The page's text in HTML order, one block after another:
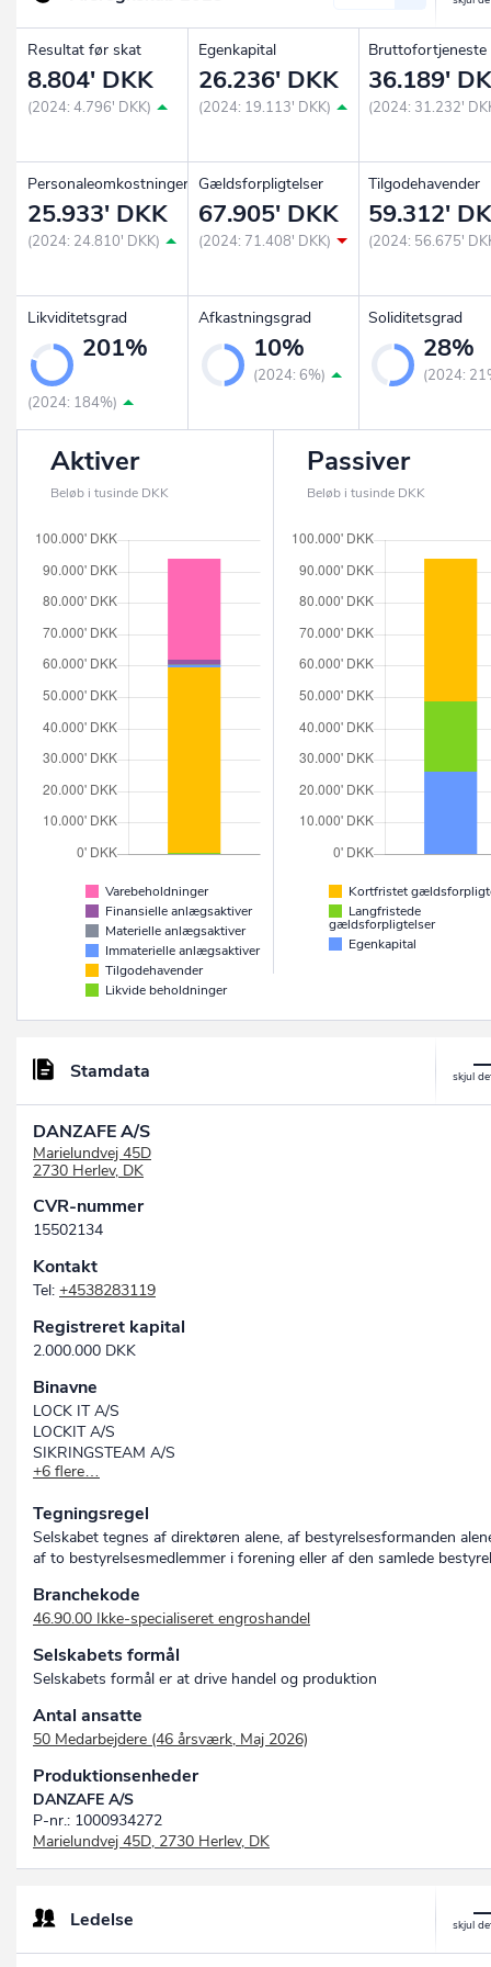
Resultat før skat
8.804' DKK
(2024: 4.796' DKK)
Egenkapital
26.236' DKK
(2024: 19.113' DKK)
Bruttofortjeneste
36.189'
(2024: 31.232'
Personaleomkostninger
25.933' DKK
(2024: 24.810' DKK)
Gældsforpligtelser
67.905' DKK
(2024: 71.408' DKK)
Tilgodehavender
59.312'
(2024: 56.675'
Likviditetsgrad
201%
(2024: 184%)
Afkastningsgrad
10%
(2024: 6%)
Soliditetsgrad
28%
(2024:
Aktiver
Beløb i tusinde DKK
Varebeholdninger
Finansielle anlægsaktiver
Materielle anlægsaktiver
Immaterielle anlægsaktiver
Tilgodehavender
Likvide beholdninger
Passiver
Beløb i tusinde DKK
Kortfristet
Langfristede
gældsforpligtelser
Egenkapital
Stamdata
DANZAFE A/S
Marielundvej 45D
2730 Herlev, DK
CVR-nummer
15502134
Kontakt
Tel: +4538283119
Registreret kapital
2.000.000 DKK
Binavne
LOCK IT A/S
LOCKIT A/S
SIKRINGSTEAM A/S
DK-SAFE A/S
DAN ZAFE A/S
DAN-SAFE A/S
DAN-ZAFE A/S
+6 flere…
Tegningsregel
Selskabet tegnes af direktøren alene, af bestyrelsesformanden
af to bestyrelsesmedlemmer i forening eller af den samlede
Branchekode
46.90.00 Ikke-specialiseret engroshandel
Selskabets formål
Selskabets formål er at drive handel og produktion
Antal ansatte
50 Medarbejdere (46 årsværk, Maj 2026)
Produktionsenheder
DANZAFE A/S
P-nr.: 1000934272
Marielundvej 45D, 2730 Herlev, DK
Ledelse